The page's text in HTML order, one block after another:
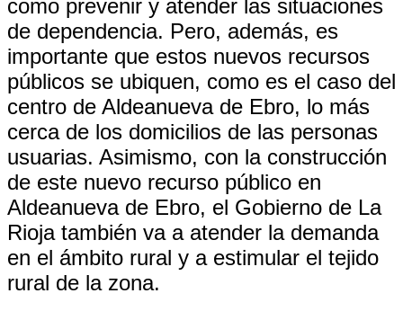
como prevenir y atender las situaciones
de dependencia. Pero, además, es
importante que estos nuevos recursos
públicos se ubiquen, como es el caso del
centro de Aldeanueva de Ebro, lo más
cerca de los domicilios de las personas
usuarias. Asimismo, con la construcción
de este nuevo recurso público en
Aldeanueva de Ebro, el Gobierno de La
Rioja también va a atender la demanda
en el ámbito rural y a estimular el tejido
rural de la zona.